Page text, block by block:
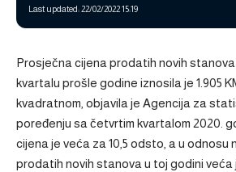
Last updated: 22/02/2022 15:19
Prosječna cijena prodatih novih
kvartalu prošle godine iznosila je 1.905
kvadratnom, objavila je Agencija za
poređenju sa četvrtim kvartalom 2020.
cijena je veća za 10,5 odsto, a u odnosu
prodatih novih stanova u toj godini veća